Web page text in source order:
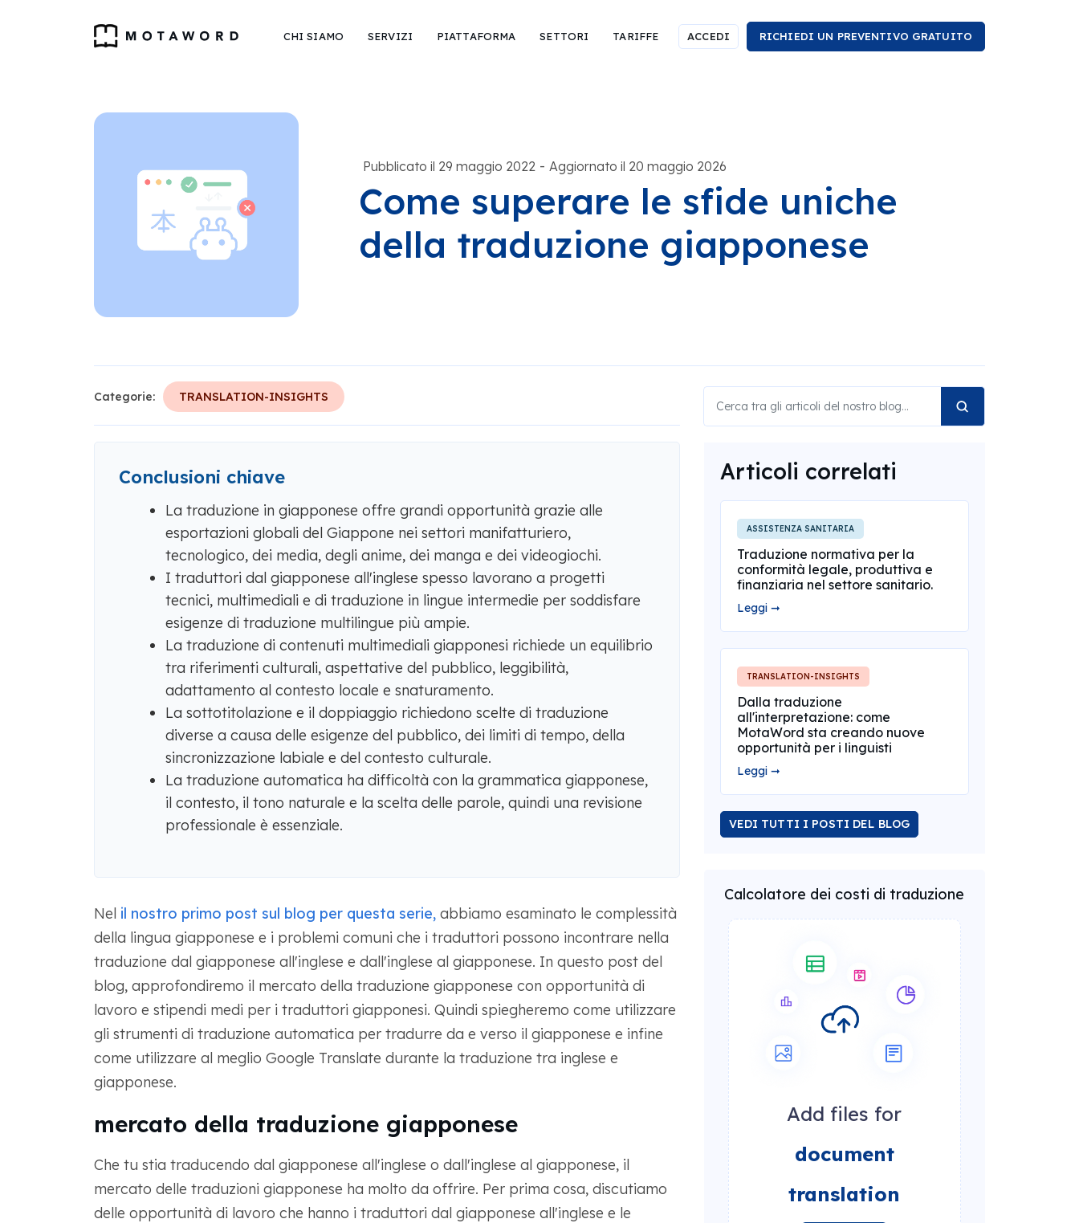
CHI SIAMO SERVIZI PIATTAFORMA SETTORI TARIFFE ACCEDI RICHIEDI UN PREVENTIVO GRATUITO
Pubblicato il 29 maggio 2022 - Aggiornato il 20 maggio 2026
Come superare le sfide uniche
della traduzione giapponese
Categorie: TRANSLATION-INSIGHTS
Conclusioni chiave
La traduzione in giapponese offre grandi opportunità grazie alle
esportazioni globali del Giappone nei settori manifatturiero,
tecnologico, dei media, degli anime, dei manga e dei videogiochi.
I traduttori dal giapponese all'inglese spesso lavorano a progetti
tecnici, multimediali e di traduzione in lingue intermedie per soddisfare
esigenze di traduzione multilingue più ampie.
La traduzione di contenuti multimediali giapponesi richiede un equilibrio
tra riferimenti culturali, aspettative del pubblico, leggibilità,
adattamento al contesto locale e snaturamento.
La sottotitolazione e il doppiaggio richiedono scelte di traduzione
diverse a causa delle esigenze del pubblico, dei limiti di tempo, della
sincronizzazione labiale e del contesto culturale.
La traduzione automatica ha difficoltà con la grammatica giapponese,
il contesto, il tono naturale e la scelta delle parole, quindi una revisione
professionale è essenziale.
Nel il nostro primo post sul blog per questa serie,abbiamo esaminato le complessità
della lingua giapponese e i problemi comuni che i traduttori possono incontrare nella
traduzione dal giapponese all'inglese e dall'inglese al giapponese. In questo post del
blog, approfondiremo il mercato della traduzione giapponese con opportunità di
lavoro e stipendi medi per i traduttori giapponesi. Quindi spiegheremo come utilizzare
gli strumenti di traduzione automatica per tradurre da e verso il giapponese e infine
come utilizzare al meglio Google Translate durante la traduzione tra inglese e
giapponese.
mercato della traduzione giapponese
Che tu stia traducendo dal giapponese all'inglese o dall'inglese al giapponese, il
mercato delle traduzioni giapponese ha molto da offrire. Per prima cosa, discutiamo
delle opportunità di lavoro che hanno i traduttori dal giapponese all'inglese e le
Articoli correlati
ASSISTENZA SANITARIA
Traduzione normativa per la
conformità legale, produttiva e
finanziaria nel settore sanitario.
Leggi ➞
TRANSLATION-INSIGHTS
Dalla traduzione
all'interpretazione: come
MotaWord sta creando nuove
opportunità per i linguisti
Leggi ➞
VEDI TUTTI I POSTI DEL BLOG
Calcolatore dei costi di traduzione
Add files for
document
translation